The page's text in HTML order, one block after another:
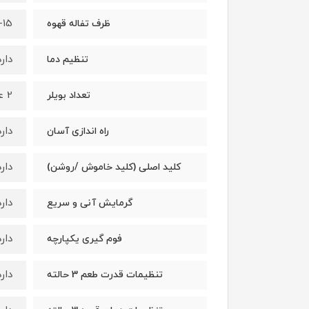
ظرف تفاله قهوه 10-
تنظیم دما
تعداد بویلر 2 عدد
راه اندازی آسان
کلید اصلی (کلید خاموش /روشن)
گرمایش آنی و سریع
فوم گیری یکپارچه
تنظیمات قدرت طعم 3 حالته